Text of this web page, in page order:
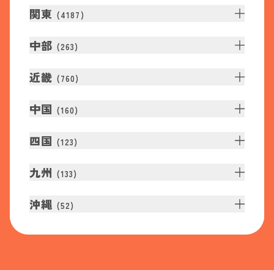
関東 (4187 )
中部 (263)
近畿 (760)
中国 (160)
四国 (123)
九州 (133)
沖縄 (52)